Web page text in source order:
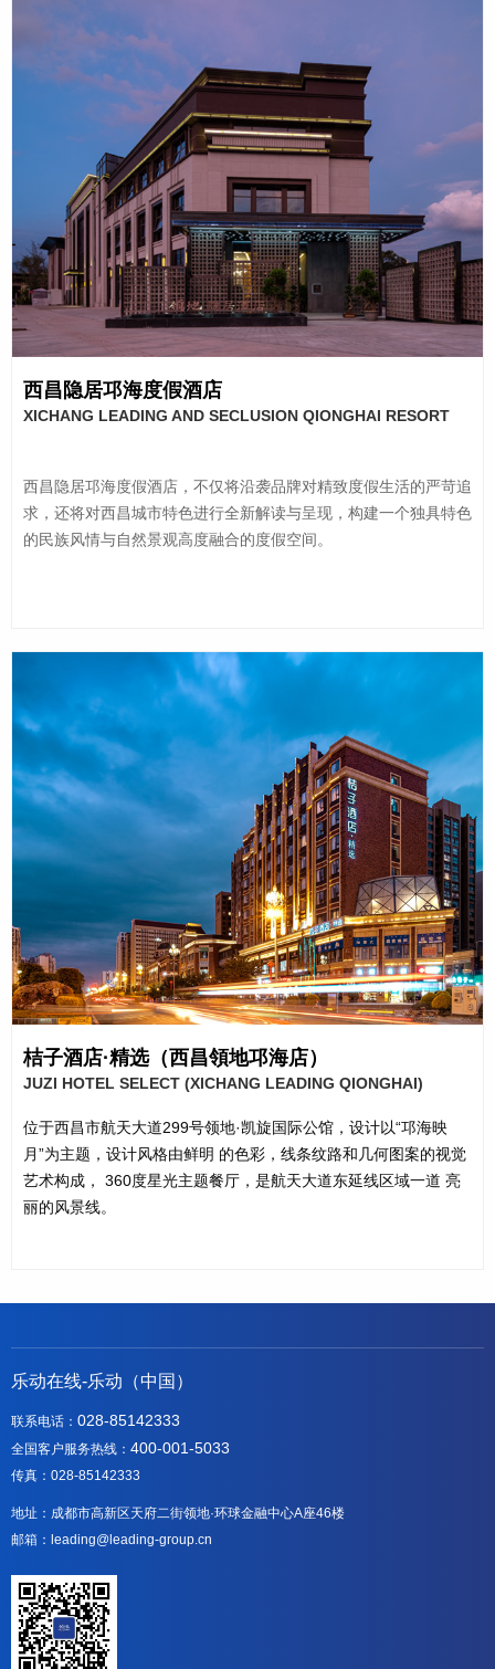
西昌隐居邛海度假酒店
XICHANG LEADING AND SECLUSION QIONGHAI RESORT
西昌隐居邛海度假酒店，不仅将沿袭品牌对精致度假生活的严苛追
求，还将对西昌城市特色进行全新解读与呈现，构建一个独具特色
的民族风情与自然景观高度融合的度假空间。
桔⼦酒店·精选（西昌領地邛海店）
JUZI HOTEL SELECT (XICHANG LEADING QIONGHAI)
位于西昌市航天⼤道299号领地·凯旋国际公馆，设计以“邛海映
⽉”为主题，设计⻛格由鲜明 的⾊彩，线条纹路和⼏何图案的视觉
艺术构成， 360度星光主题餐厅，是航天⼤道东延线区域⼀道 亮
丽的⻛景线。
乐动在线-乐动（中国）
联系电话： 028-85142333
全国客户服务热线： 400-001-5033
传真：028-85142333
地址：成都市高新区天府二街领地·环球金融中心A座46楼
邮箱：leading@leading-group.cn